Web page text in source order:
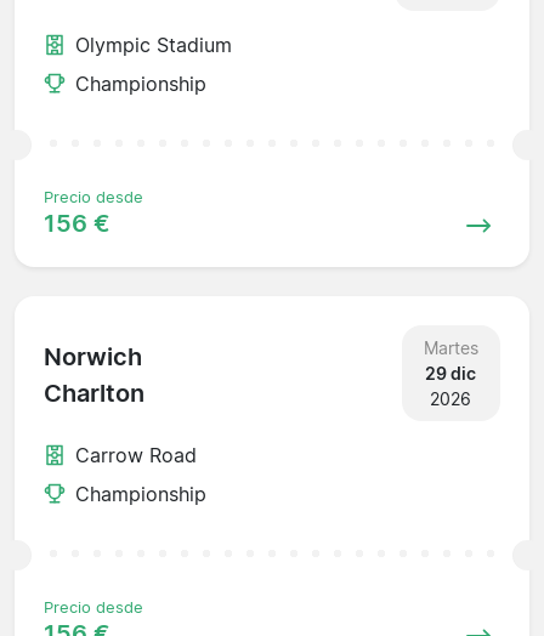
Olympic Stadium
Championship
Precio desde
156 €
Norwich
Charlton
Martes
29 dic
2026
Carrow Road
Championship
Precio desde